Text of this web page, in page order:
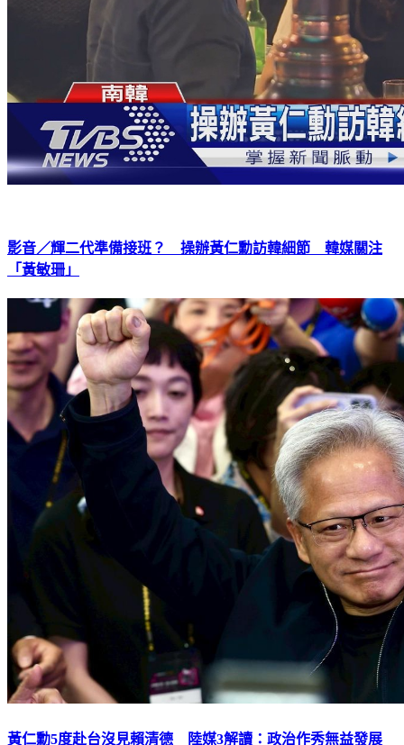
影音／輝二代準備接班？ 操辦黃仁勳訪韓細節 韓媒關注
「黃敏珊」
黃仁勳5度赴台沒見賴清德 陸媒3解讀：政治作秀無益發展